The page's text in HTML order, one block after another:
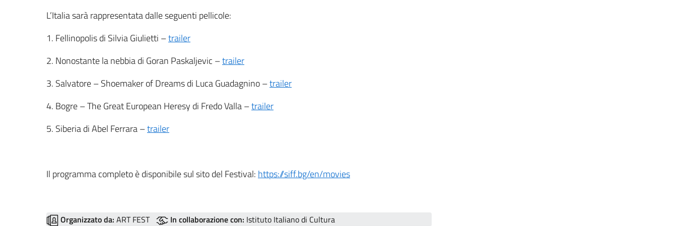
L’Italia sarà rappresentata dalle seguenti pellicole:
1. Fellinopolis di Silvia Giulietti –trailer
2. Nonostante la nebbia di Goran Paskaljevic –trailer
3. Salvatore – Shoemaker of Dreams di Luca Guadagnino –trailer
4. Bogre – The Great European Heresy di Fredo Valla –trailer
5. Siberia di Abel Ferrara –trailer
Il programma completo è disponibile sul sito del Festival: https://siff.bg/en/movies
Organizzato da: ART FEST In collaborazione con: Istituto Italiano di Cultura